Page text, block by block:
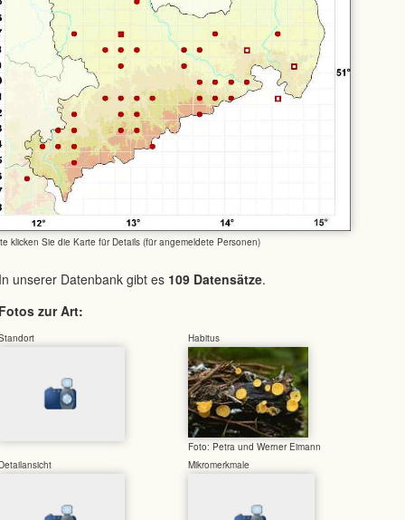
klicken Sie die Karte für Details (für angemeldete Personen)
unserer Datenbank gibt es 109 Datensätze.
zur Art:
Habitus
Foto: Petra und Werner Eimann
Mikromerkmale